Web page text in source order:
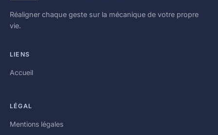
Réaligner chaque geste sur la mécanique de votre propre
vie.
LIENS
Accueil
LÉGAL
Mentions légales